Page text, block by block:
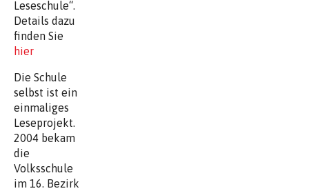
Leseschule“.
Details dazu
finden Sie
hier
Die Schule
selbst ist ein
einmaliges
Leseprojekt.
2004 bekam
die
Volksschule
im 16. Bezirk